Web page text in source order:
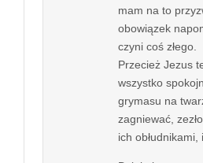
mam na to
obowiązek
czyni coś złego.
Przecież Jezus
wszystko
grymasu na
zagniewać,
ich obłudnikami,